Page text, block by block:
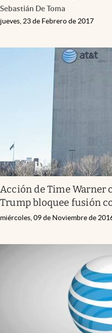
Sebastián De Toma
jueves, 23 de Febrero de 2017
Acción de Time Warner
Trump bloquee fusión
miércoles, 09 de Noviembre de